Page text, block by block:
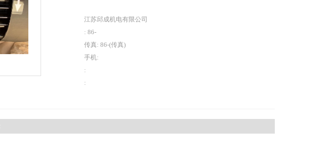
江苏邱成机电有限公司
: 86-
传真: 86-(传真)
手机:
:
: